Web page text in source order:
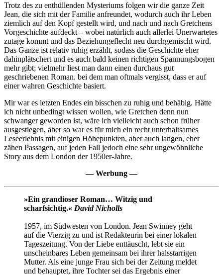
Trotz des zu enthüllenden Mysteriums folgen wir die ganze Zeit
Jean, die sich mit der Familie anfreundet, wodurch auch ihr Leben
ziemlich auf den Kopf gestellt wird, und nach und nach Gretchens
Vorgeschichte aufdeckt – wobei natürlich auch allerlei Unerwartetes
zutage kommt und das Beziehungeflecht neu durchgemischt wird.
Das Ganze ist relativ ruhig erzählt, sodass die Geschichte eher
dahinplätschert und es auch bald keinen richtigen Spannungsbogen
mehr gibt; vielmehr liest man dann einen durchaus gut
geschriebenen Roman. bei dem man oftmals vergisst, dass er auf
einer wahren Geschichte basiert.
Mir war es letzten Endes ein bisschen zu ruhig und behäbig. Hätte
ich nicht unbedingt wissen wollen, wie Gretchen denn nun
schwanger geworden ist, wäre ich vielleicht auch schon früher
ausgestiegen, aber so war es für mich ein recht unterhaltsames
Leseerlebnis mit einigen Höhepunkten, aber auch langen, eher
zähen Passagen, auf jeden Fall jedoch eine sehr ungewöhnliche
Story aus dem London der 1950er-Jahre.
— Werbung —
»Ein grandioser Roman… Witzig und
scharfsichtig.« David Nicholls
1957, im Südwesten von London. Jean Swinney geht
auf die Vierzig zu und ist Redakteurin bei einer lokalen
Tageszeitung. Von der Liebe enttäuscht, lebt sie ein
unscheinbares Leben gemeinsam bei ihrer halsstarrigen
Mutter. Als eine junge Frau sich bei der Zeitung meldet
und behauptet, ihre Tochter sei das Ergebnis einer